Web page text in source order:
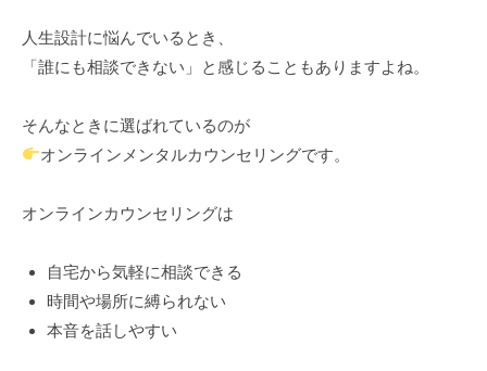
人生設計に悩んでいるとき、
「誰にも相談できない」と感じることもありますよね。
そんなときに選ばれているのが
オンラインメンタルカウンセリングです。
オンラインカウンセリングは
自宅から気軽に相談できる
時間や場所に縛られない
本音を話しやすい